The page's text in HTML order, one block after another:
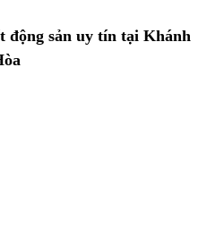
động sản uy tín tại Khánh